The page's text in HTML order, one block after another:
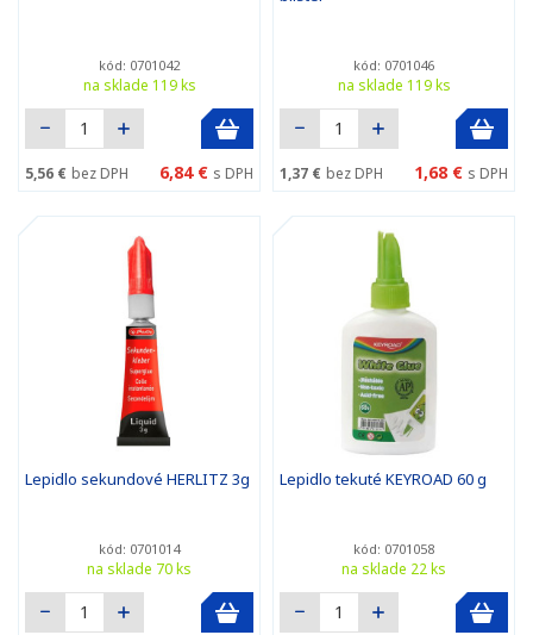
kód: 0701042
na sklade 119 ks
5,56 € bez DPH 6,84 € s DPH
kód: 0701046
na sklade 119 ks
1,37 € bez DPH 1,68 € s DPH
Lepidlo sekundové HERLITZ 3g
kód: 0701014
na sklade 70 ks
Lepidlo tekuté KEYROAD 60 g
kód: 0701058
na sklade 22 ks